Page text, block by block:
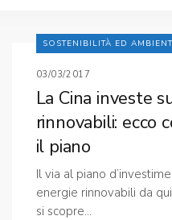
SOSTENIBILITÀ ED
03/03/2017
La Cina investe
rinnovabili: ecco
il piano
Il via al piano
energie rinnovabili da
si scopre...